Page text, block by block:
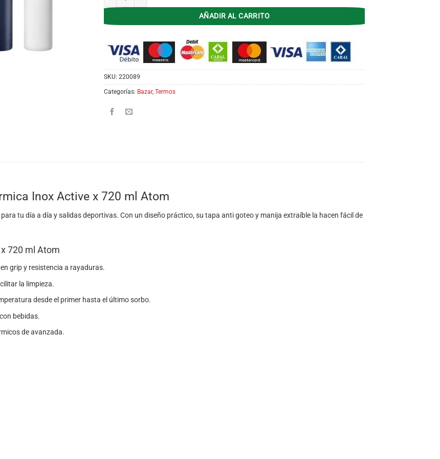
AÑADIR AL CARRITO
SKU: 220089
Categorías: Bazar, Termos
Inox Active x 720 ml Atom
tu día a día y salidas deportivas. Con un diseño práctico, su tapa anti goteo y manija extraíble la hacen fácil de
720 ml Atom
grip y resistencia a rayaduras.
la limpieza.
desde el primer hasta el último sorbo.
bebidas.
de avanzada.